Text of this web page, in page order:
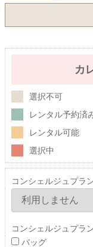
カ
選択不可
レンタル予約済
レンタル可能
選択中
コンシェルジュプラ
コンシェルジュプラ
バッグ